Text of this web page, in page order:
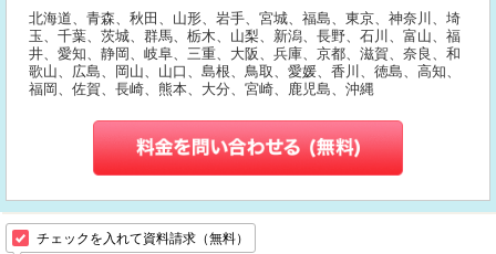
北海道、青森、秋田、山形、岩手、宮城、福島、東京、神奈川、埼
玉、千葉、茨城、群馬、栃木、山梨、新潟、長野、石川、富山、福
井、愛知、静岡、岐阜、三重、大阪、兵庫、京都、滋賀、奈良、和
歌山、広島、岡山、山口、島根、鳥取、愛媛、香川、徳島、高知、
福岡、佐賀、長崎、熊本、大分、宮崎、鹿児島、沖縄
チェックを入れて資料請求（無料）